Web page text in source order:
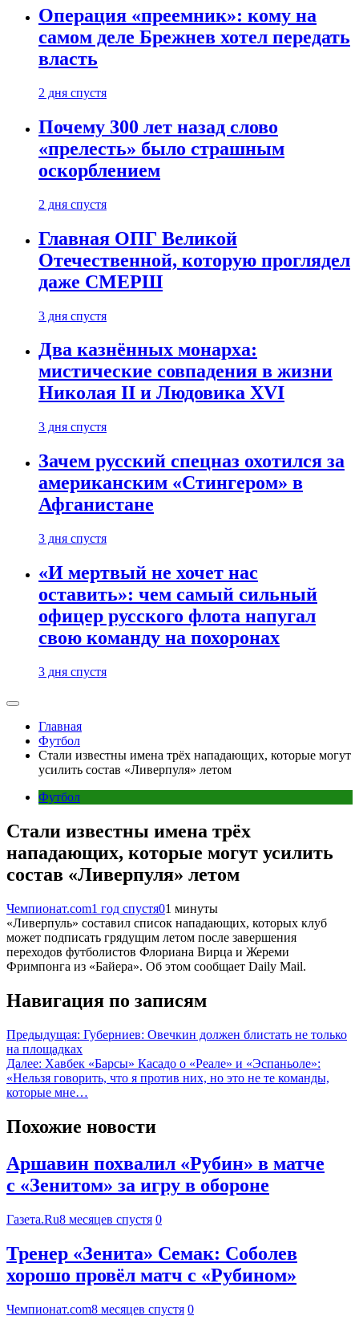
Операция «преемник»: кому на
самом деле Брежнев хотел передать
власть
2 дня спустя
Почему 300 лет назад слово
«прелесть» было страшным
оскорблением
2 дня спустя
Главная ОПГ Великой
Отечественной, которую проглядел
даже СМЕРШ
3 дня спустя
Два казнённых монарха:
мистические совпадения в жизни
Николая II и Людовика XVI
3 дня спустя
Зачем русский спецназ охотился за
американским «Стингером» в
Афганистане
3 дня спустя
«И мертвый не хочет нас
оставить»: чем самый сильный
офицер русского флота напугал
свою команду на похоронах
3 дня спустя
Главная
Футбол
Стали известны имена трёх нападающих, которые могут
усилить состав «Ливерпуля» летом
Футбол
Стали известны имена трёх
нападающих, которые могут усилить
состав «Ливерпуля» летом
Чемпионат.com1 год спустя01 минуты
«Ливерпуль» составил список нападающих, которых клуб
может подписать грядущим летом после завершения
переходов футболистов Флориана Вирца и Жереми
Фримпонга из «Байера». Об этом сообщает Daily Mail.
Навигация по записям
Предыдущая: Губерниев: Овечкин должен блистать не только
на площадках
Далее: Хавбек «Барсы» Касадо о «Реале» и «Эспаньоле»:
«Нельзя говорить, что я против них, но это не те команды,
которые мне…
Похожие новости
Аршавин похвалил «Рубин» в матче
с «Зенитом» за игру в обороне
Газета.Ru8 месяцев спустя 0
Тренер «Зенита» Семак: Соболев
хорошо провёл матч с «Рубином»
Чемпионат.com8 месяцев спустя 0